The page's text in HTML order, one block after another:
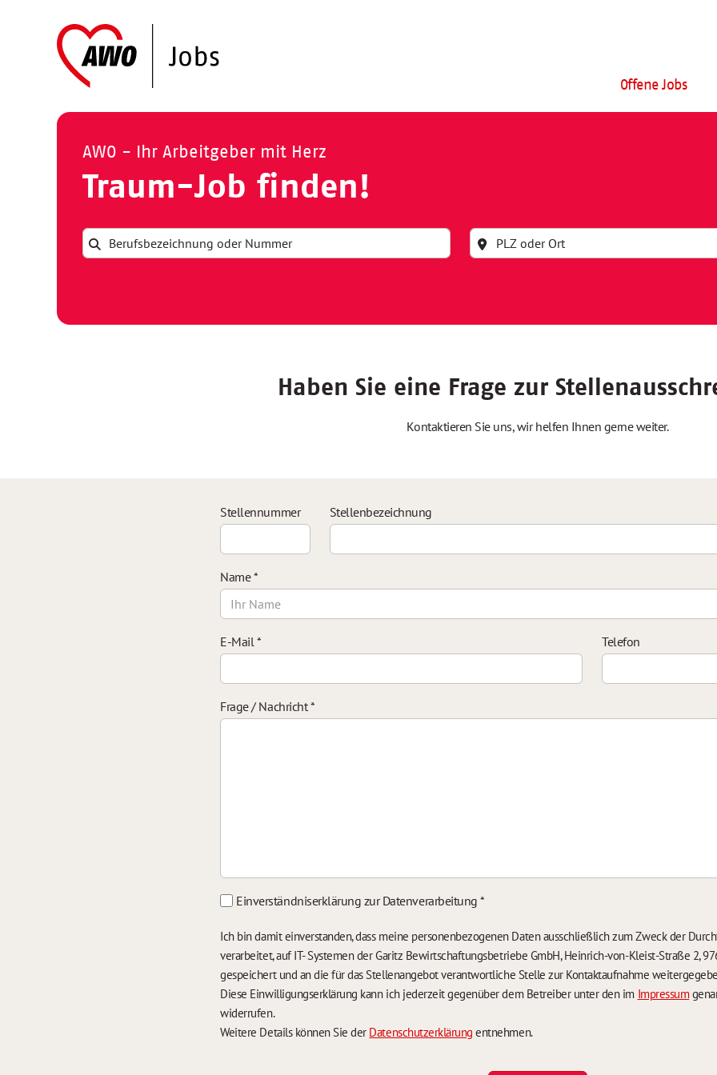
Offene Jobs
AWO - Ihr Arbeitgeber mit Herz
Traum-Job finden!
Haben Sie eine Frage zur
Kontaktieren Sie uns, wir helfen Ihnen gerne weiter.
Stellennummer Stellenbezeichnung
Name*
E-Mail* Telefon
Frage / Nachricht*
Einverständniserklärung zur Datenverarbeitung*
Ich bin damit einverstanden, dass meine personenbezogenen Daten ausschließlich zum Zweck der
verarbeitet, auf IT- Systemen der Garitz Bewirtschaftungsbetriebe GmbH, Heinrich-von-Kleist-Straße 2,
gespeichert und an die für das Stellenangebot verantwortliche Stelle zur Kontaktaufnahme
Diese Einwilligungserklärung kann ich jederzeit gegenüber dem Betreiber unter den im Impressum
widerrufen.
Weitere Details können Sie der Datenschutzerklärung entnehmen.